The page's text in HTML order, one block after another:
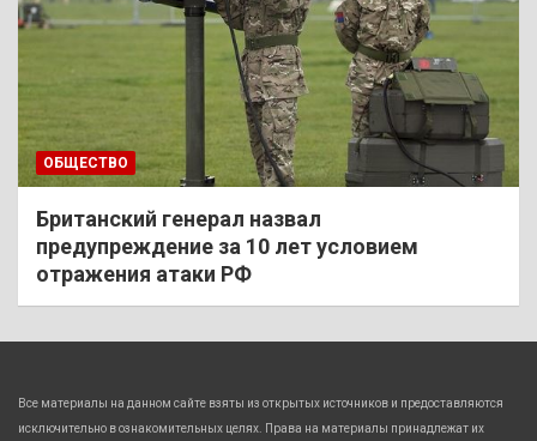
ОБЩЕСТВО
Британский генерал назвал
предупреждение за 10 лет условием
отражения атаки РФ
Все материалы на данном сайте взяты из открытых источников и предоставляются
исключительно в ознакомительных целях. Права на материалы принадлежат их